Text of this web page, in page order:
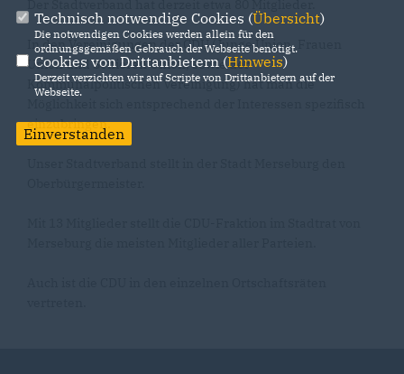
In den Vereinigungen der CDU (Junge Union, Frauen
Union und Senioren Union, sowie der
Kommunalpolitischen Vereinigung) hat man die
einzubringen.
Technisch notwendige Cookies (Übersicht)
Die notwendigen Cookies werden allein für den
ordnungsgemäßen Gebrauch der Webseite benötigt.
Cookies von Drittanbietern (Hinweis)
Derzeit verzichten wir auf Scripte von Drittanbietern auf der
Webseite.
Einverstanden